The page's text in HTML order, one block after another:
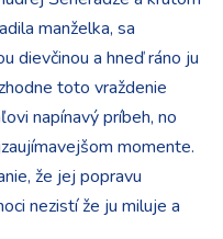
manželka, sa
dievčinou a hneď ráno ju
toto vraždenie
napínavý príbeh, no
momente.
že jej popravu
nezistí že ju miluje a